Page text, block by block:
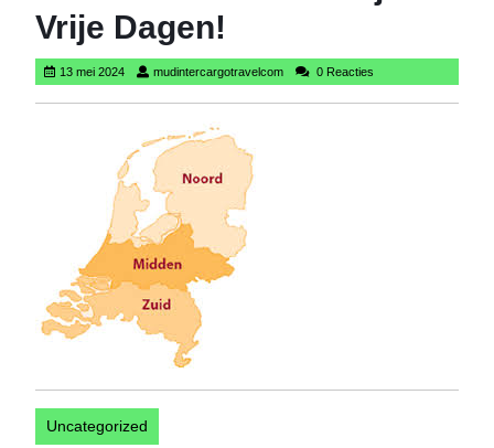
Vrije Dagen!
13 mei 202413
mei
2024
mudintercargotravelcommudintercargotravelcom
0 Reacties
Uncategorized